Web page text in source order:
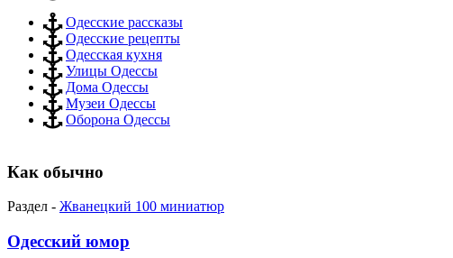
Одесские рассказы
Одесские рецепты
Одесская кухня
Улицы Одессы
Дома Одессы
Музеи Одессы
Оборона Одессы
Как обычно
Раздел - Жванецкий 100 миниатюр
Одесский юмор